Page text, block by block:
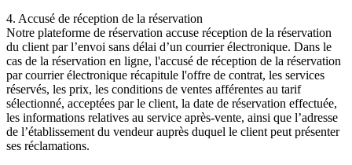
4. Accusé de réception de la réservation
Notre plateforme de réservation accuse réception de la réservation
du client par l’envoi sans délai d’un courrier électronique. Dans le
cas de la réservation en ligne, l'accusé de réception de la réservation
par courrier électronique récapitule l'offre de contrat, les services
réservés, les prix, les conditions de ventes afférentes au tarif
sélectionné, acceptées par le client, la date de réservation effectuée,
les informations relatives au service après-vente, ainsi que l’adresse
de l’établissement du vendeur auprès duquel le client peut présenter
ses réclamations.